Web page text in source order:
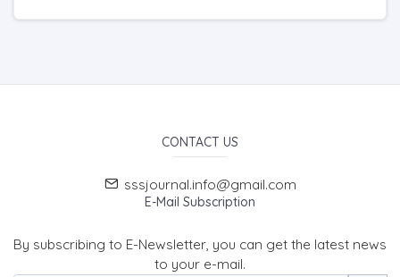
CONTACT US
sssjournal.info@gmail.com
E-Mail Subscription
By subscribing to E-Newsletter, you can get the latest news
to your e-mail.